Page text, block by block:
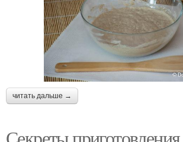
читать дальше →